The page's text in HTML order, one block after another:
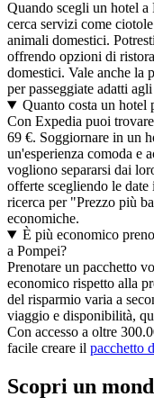
Quando scegli un hotel a
cerca servizi come
animali domestici.
offrendo opzioni di
domestici. Vale anche la
per passeggiate adatti
Quanto costa un hotel
Con Expedia puoi
69 €. Soggiornare in un
un'esperienza comoda e
vogliono separarsi dai
offerte scegliendo le
ricerca per "Prezzo più
economiche.
È più economico
a Pompei?
Prenotare un pacchetto
economico rispetto alla
del risparmio varia a
viaggio e disponibilità,
Con accesso a oltre
facile creare il pacchetto
Scopri un